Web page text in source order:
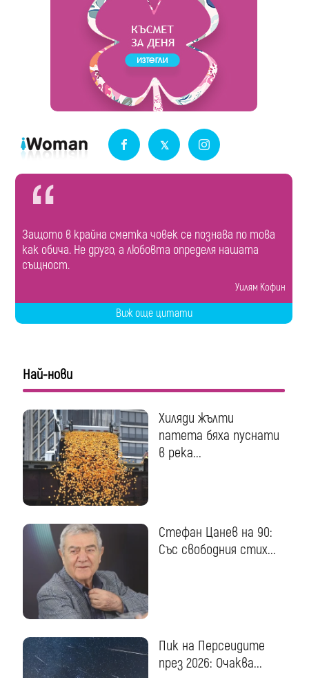
Защото в крайна сметка човек се познава по това
как обича. Не друго, а любовта определя нашата
същност.
Уилям Кофин
Виж още цитати
Най-нови
Хиляди жълти
патета бяха пуснати
в река...
Стефан Цанев на 90:
Със свободния стих...
Пик на Персеидите
през 2026: Очаква...